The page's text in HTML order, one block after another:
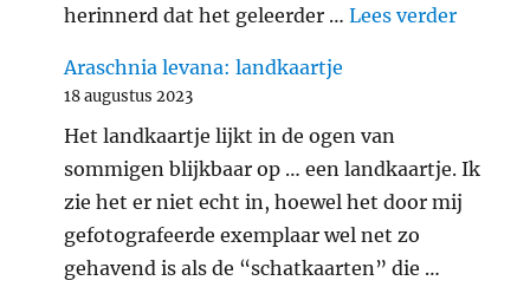
herinnerd dat het geleerder …Lees verder
Araschnia levana: landkaartje
18 augustus 2023
Het landkaartje lijkt in de ogen van
sommigen blijkbaar op … een landkaartje. Ik
zie het er niet echt in, hoewel het door mij
gefotografeerde exemplaar wel net zo
gehavend is als de “schatkaarten” die …